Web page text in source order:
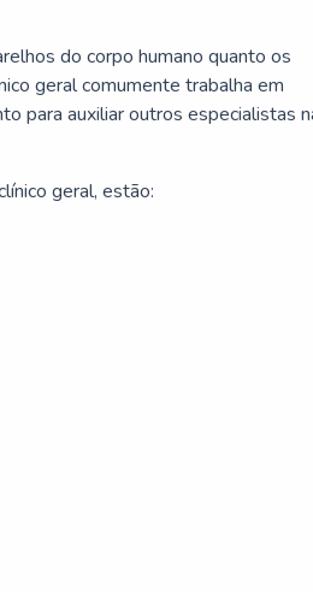
do corpo humano quanto os
geral comumente trabalha em
para auxiliar outros especialistas
geral, estão: